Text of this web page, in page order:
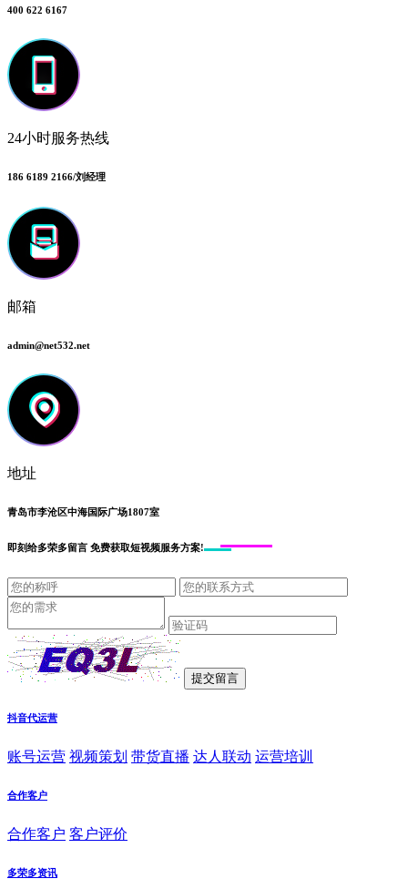
400 622 6167
24小时服务热线
186 6189 2166/刘经理
邮箱
admin@net532.net
地址
青岛市李沧区中海国际广场1807室
即刻给多荣多留言 免费获取短视频服务方案!
抖音代运营
账号运营 视频策划 带货直播 达人联动 运营培训
合作客户
合作客户 客户评价
多荣多资讯